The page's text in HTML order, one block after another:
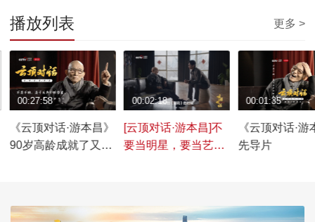
播放列表 更多 >
《云顶对话·游本昌》
90岁高龄成就了又一
00:27:58
[云顶对话·游本昌]不
要当明星，要当艺术
00:02:18
《云顶对话·游
先导片
00:01:35